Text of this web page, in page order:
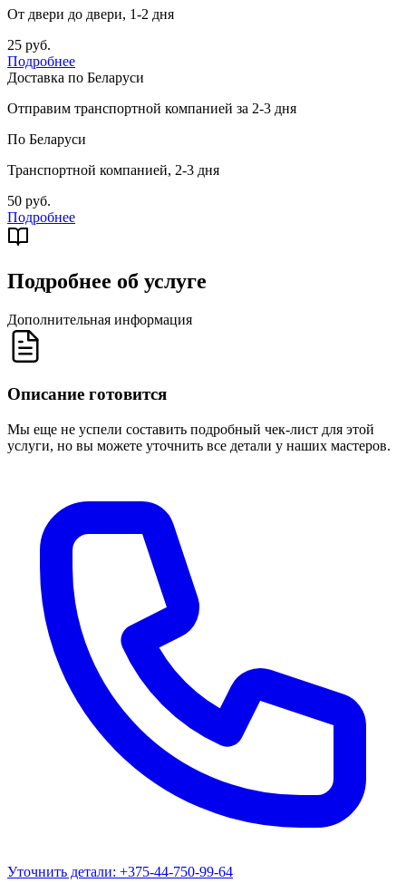
От двери до двери, 1-2 дня
25 руб.
Подробнее
Доставка по Беларуси
Отправим транспортной компанией за 2-3 дня
По Беларуси
Транспортной компанией, 2-3 дня
50 руб.
Подробнее
Подробнее об услуге
Дополнительная информация
Описание готовится
Мы еще не успели составить подробный чек-лист для этой
услуги, но вы можете уточнить все детали у наших мастеров.
Уточнить детали: +375-44-750-99-64